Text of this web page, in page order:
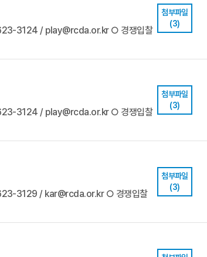
3124 / play@rcda.or.kr ○ 경쟁입찰
첨부파일
(3)
3124 / play@rcda.or.kr ○ 경쟁입찰
첨부파일
(3)
3129 / kar@rcda.or.kr ○ 경쟁입찰
첨부파일
(3)